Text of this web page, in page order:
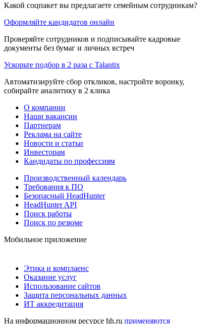
Какой соцпакет вы предлагаете семейным сотрудникам?
Оформляйте кандидатов онлайн
Проверяйте сотрудников и подписывайте кадровые
документы без бумаг и личных встреч
Ускорьте подбор в 2 раза с Talantix
Автоматизируйте сбор откликов, настройте воронку,
собирайте аналитику в 2 клика
О компании
Наши вакансии
Партнерам
Реклама на сайте
Новости и статьи
Инвесторам
Кандидаты по профессиям
Производственный календарь
Требования к ПО
Безопасный HeadHunter
HeadHunter API
Поиск работы
Поиск по резюме
Мобильное приложение
Этика и комплаенс
Оказание услуг
Использование сайтов
Защита персональных данных
ИТ аккредитация
На информационном ресурсе hh.ru применяются